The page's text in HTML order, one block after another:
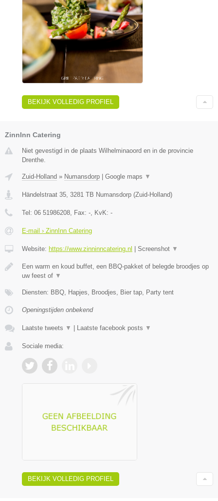
BEKIJK VOLLEDIG PROFIEL
ZinnInn Catering
Niet gevestigd in de plaats Wilhelminaoord en in de provincie
Drenthe.
Zuid-Holland » Numansdorp | Google maps ▼
Händelstraat 35 3281 TB Numansdorp (Zuid-Holland)
Tel: 06 51986208 , Fax: - , KvK: -
E-mail › ZinnInn Catering
Website: https://www.zinninncatering.nl | Screenshot ▼
Een warm en koud buffet, een BBQ-pakket of belegde broodjes op
uw feest of ▼
Diensten: BBQ, Hapjes, Broodjes, Bier tap, Party tent
Openingstijden onbekend
Laatste tweets ▼ | Laatste facebook posts ▼
Sociale media:
BEKIJK VOLLEDIG PROFIEL